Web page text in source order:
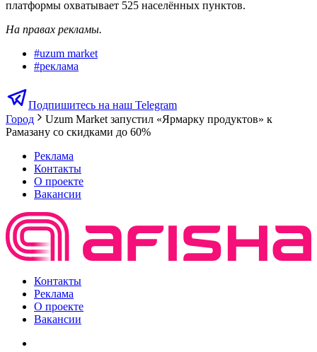
платформы охватывает 525 населённых пунктов.
На правах рекламы.
#uzum market
#реклама
Подпишитесь на наш Telegram
Город
Uzum Market запустил «Ярмарку продуктов» к
Рамазану со скидками до 60%
Реклама
Контакты
О проекте
Вакансии
Контакты
Реклама
О проекте
Вакансии